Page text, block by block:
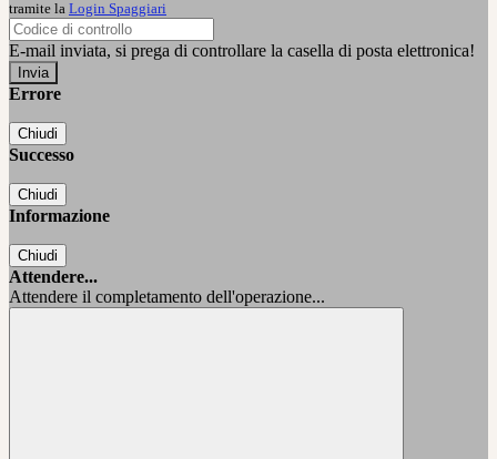
tramite la Login Spaggiari
E-mail inviata, si prega di controllare la casella di posta elettronica!
Errore
Chiudi
Successo
Chiudi
Informazione
Chiudi
Attendere...
Attendere il completamento dell'operazione...